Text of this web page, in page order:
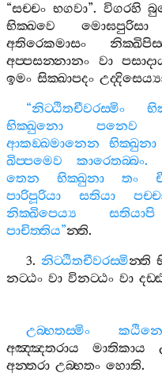
“සච‍්චං භගවා”. විගරහි
භික‍්ඛවෙ
මොඝපුරිසා
අතිරෙකමාසං
අප‍්පසන‍්නානං
වා
ඉමං සික‍්ඛාපදං
“නිට‍්ඨිතචීවරස‍්මිං
භික‍්ඛුනො
පනෙව
ආකඞ‍්ඛමානෙන
භික‍්ඛුනා
ඛිප‍්පමෙව
කාරෙතබ‍්බං.
තෙන
භික‍්ඛුනා තං
පාරිපූරියා
සතියා
නික‍්ඛිපෙය්‍ය
සතියාපි
පාචිත‍්තිය”න‍්ති.
3.නිට‍්ඨිතචීවරස‍්මින‍්ති
නට‍්ඨං වා විනට‍්ඨං වා
උබ‍්භතස‍්මිං කඨිනෙ
අඤ‍්ඤතරාය
මාතිකාය
අන‍්තරා උබ‍්භතං හොති.